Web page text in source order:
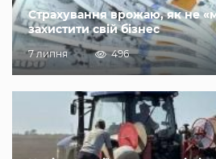
Страхування врожаю, як не
захистити свій бізнес
7 липня 496